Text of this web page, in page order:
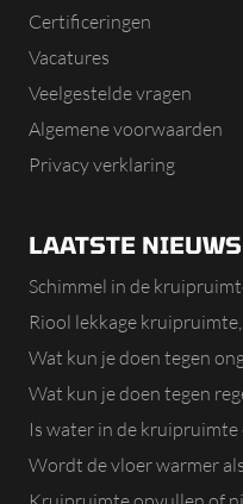
Certificeringen
Vacatures
Veelgestelde vragen
Algemene voorwaarden
Privacy verklaring
LAATSTE NIEUWS
Schimmel in de
Riool lekkage
Wat kun je doen tegen
Wat kun je doen tegen
Is water in de kruipruimte
Wordt de vloer warmer